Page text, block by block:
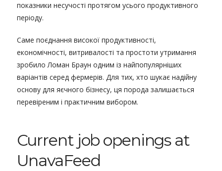
показники несучості протягом усього продуктивного
періоду.
Саме поєднання високої продуктивності,
економічності, витривалості та простоти утримання
зробило Ломан Браун одним із найпопулярніших
варіантів серед фермерів. Для тих, хто шукає надійну
основу для яєчного бізнесу, ця порода залишається
перевіреним і практичним вибором.
Current job openings at
UnavaFeed